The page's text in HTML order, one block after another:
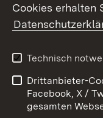
Kontakt
Impressum
Cookies erhalten
Technisch
Drittanbieter-
Facebook, X /
gesamten